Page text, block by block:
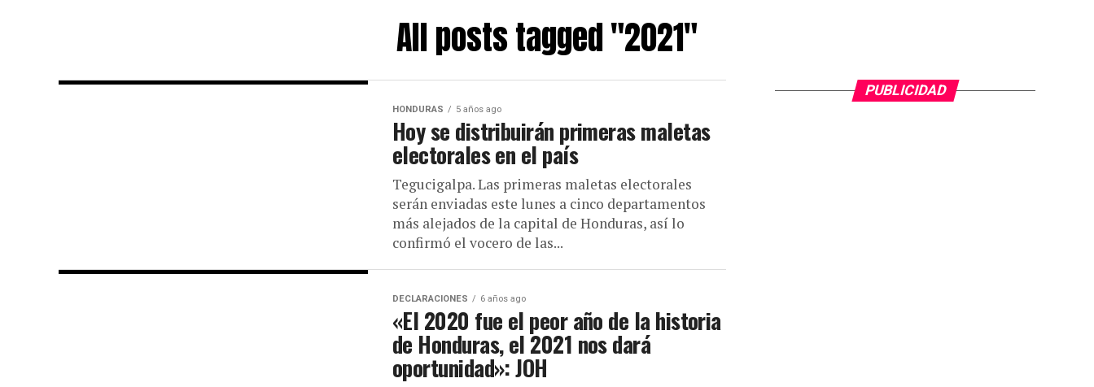
All posts tagged "2021"
HONDURAS 5 años ago
Hoy se distribuirán primeras maletas
electorales en el país
Tegucigalpa. Las primeras maletas electorales
serán enviadas este lunes a cinco departamentos
más alejados de la capital de Honduras, así lo
confirmó el vocero de las...
DECLARACIONES 6 años ago
«El 2020 fue el peor año de la historia
de Honduras, el 2021 nos dará
oportunidad»: JOH
PUBLICIDAD